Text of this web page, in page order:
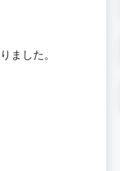
ました。